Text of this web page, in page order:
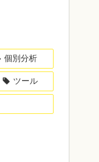
個別分析
ツール